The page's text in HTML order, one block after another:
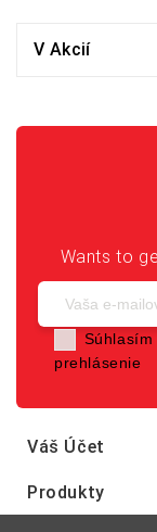
V Akcií
Wants to
prehlásenie
Váš Účet
Produkty